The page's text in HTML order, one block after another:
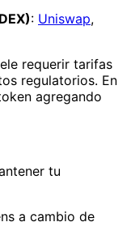
: Uniswap,
requerir tarifas
regulatorios. En
agregando
tu
a cambio de